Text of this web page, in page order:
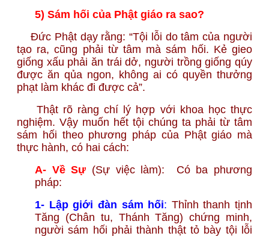
5) Sám hối của Phật giáo ra sao?
Đức Phật dạy rằng: “Tội lỗi do tâm của người
tạo ra, cũng phải từ tâm mà sám hối. Kẻ gieo
giống xấu phải ăn trái dở, người trồng giống qúy
được ăn qủa ngon, không ai có quyền thưởng
phạt làm khác đi được cả”.
Thật rõ ràng chí lý hợp với khoa học thực
nghiệm. Vậy muốn hết tội chúng ta phải từ tâm
sám hối theo phương pháp của Phật giáo mà
thực hành, có hai cách:
A- Về Sự (Sự việc làm): Có ba phương
pháp:
1- Lập giới đàn sám hối: Thỉnh thanh tịnh
Tăng (Chân tu, Thánh Tăng) chứng minh,
người sám hối phải thành thật tỏ bày tội lỗi